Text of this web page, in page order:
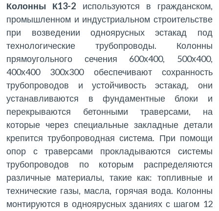
Колонны К13-2 используются в гражданском,
промышленном и индустриальном строительстве
при возведении одноярусных эстакад под
технологические трубопроводы. Колонны
прямоугольного сечения 600х400, 500х400,
400х400 300х300 обеспечивают сохранность
трубопроводов и устойчивость эстакад, они
устанавливаются в фундаментные блоки и
перекрываются бетонными траверсами, на
которые через специальные закладные детали
крепится трубопроводная система. При помощи
опор с траверсами прокладываются системы
трубопроводов по которым распределяются
различные материалы, такие как: топливные и
технические газы, масла, горячая вода. Колонны
монтируются в одноярусных зданиях с шагом 12